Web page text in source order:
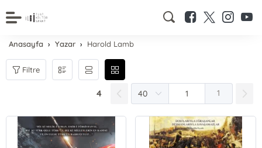
Anasayfa Yazar Harold Lamb
Filtre
4 1